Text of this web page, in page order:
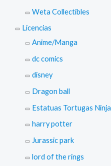
Weta Collectibles
Licencias
Anime/Manga
dc comics
disney
Dragon ball
Estatuas Tortugas Ninja
harry potter
Jurassic park
lord of the rings